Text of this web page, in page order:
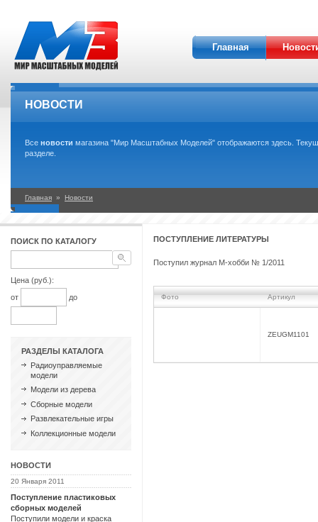
Главная
НОВОСТИ
Все новости магазина "Мир Масштабных Моделей" отображаются здесь.
разделе.
Главная » Новости
ПОИСК ПО КАТАЛОГУ
Цена (руб.):
от
до
РАЗДЕЛЫ КАТАЛОГА
Радиоуправляемые
модели
Модели из дерева
Сборные модели
Развлекательные игры
Коллекционные модели
НОВОСТИ
20 Января 2011
Поступление пластиковых
сборных моделей
Поступили модели и краска
ПОСТУПЛЕНИЕ ЛИТЕРАТУРЫ
Поступил журнал М-хобби № 1/2011
Фото Артикул
ZEUGM1101